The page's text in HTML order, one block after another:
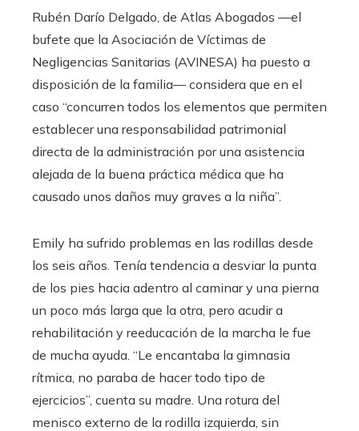
Rubén Darío Delgado, de Atlas Abogados —el
bufete que la Asociación de Víctimas de
Negligencias Sanitarias (AVINESA) ha puesto a
disposición de la familia— considera que en el
caso “concurren todos los elementos que permiten
establecer una responsabilidad patrimonial
directa de la administración por una asistencia
alejada de la buena práctica médica que ha
causado unos daños muy graves a la niña”.
Emily ha sufrido problemas en las rodillas desde
los seis años. Tenía tendencia a desviar la punta
de los pies hacia adentro al caminar y una pierna
un poco más larga que la otra, pero acudir a
rehabilitación y reeducación de la marcha le fue
de mucha ayuda. “Le encantaba la gimnasia
rítmica, no paraba de hacer todo tipo de
ejercicios”, cuenta su madre. Una rotura del
menisco externo de la rodilla izquierda, sin